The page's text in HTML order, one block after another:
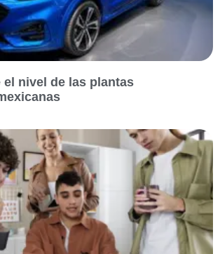
el nivel de las plantas